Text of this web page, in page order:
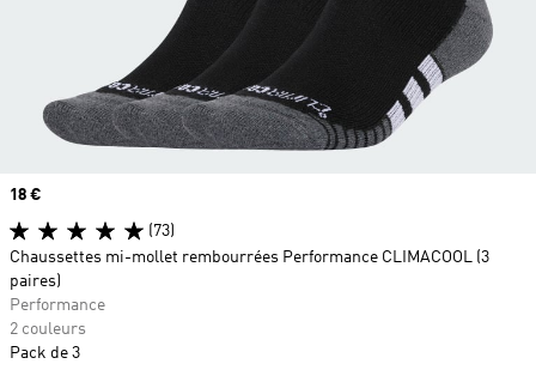
Prix
18 €
(73)
Chaussettes mi-mollet rembourrées Performance CLIMACOOL (3
paires)
Performance
2 couleurs
Pack de 3